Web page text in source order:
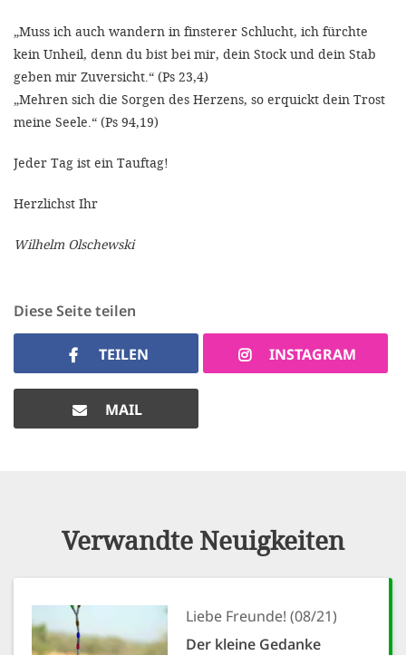
„Muss ich auch wandern in finsterer Schlucht, ich fürchte
kein Unheil, denn du bist bei mir, dein Stock und dein Stab
geben mir Zuversicht.“ (Ps 23,4)
„Mehren sich die Sorgen des Herzens, so erquickt dein Trost
meine Seele.“ (Ps 94,19)
Jeder Tag ist ein Tauftag!
Herzlichst Ihr
Wilhelm Olschewski
Diese Seite teilen
TEILEN INSTAGRAM
MAIL
Verwandte Neuigkeiten
Liebe Freunde! (08/21)
Der kleine Gedanke